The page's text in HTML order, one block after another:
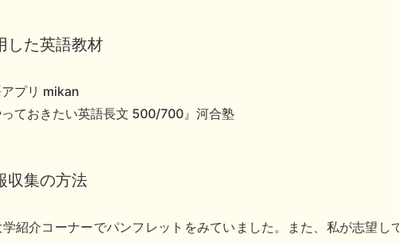
した英語教材
プリ mikan
っておきたい英語長文 500/700』河合塾
収集の方法
紹介コーナーでパンフレットをみていました。また、私が志望